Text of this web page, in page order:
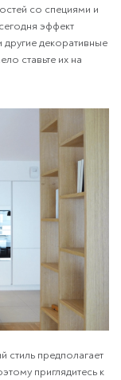
со специями и
эффект
другие декоративные
ставьте их на
стиль предполагает
приглядитесь к